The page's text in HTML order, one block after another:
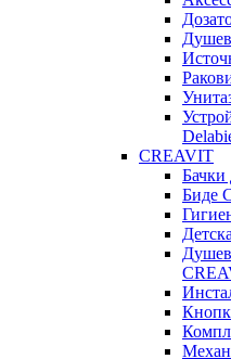
CREAVIT
Бачки
Биде